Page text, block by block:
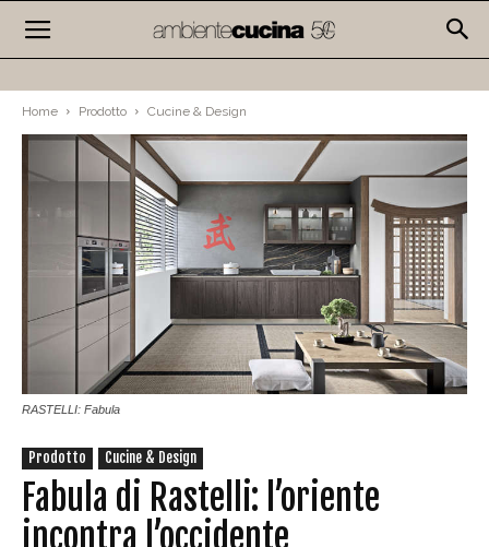
Home Prodotto Cucine & Design
RASTELLI: Fabula
Prodotto Cucine & Design
Fabula di Rastelli: l’oriente
incontra l’occidente